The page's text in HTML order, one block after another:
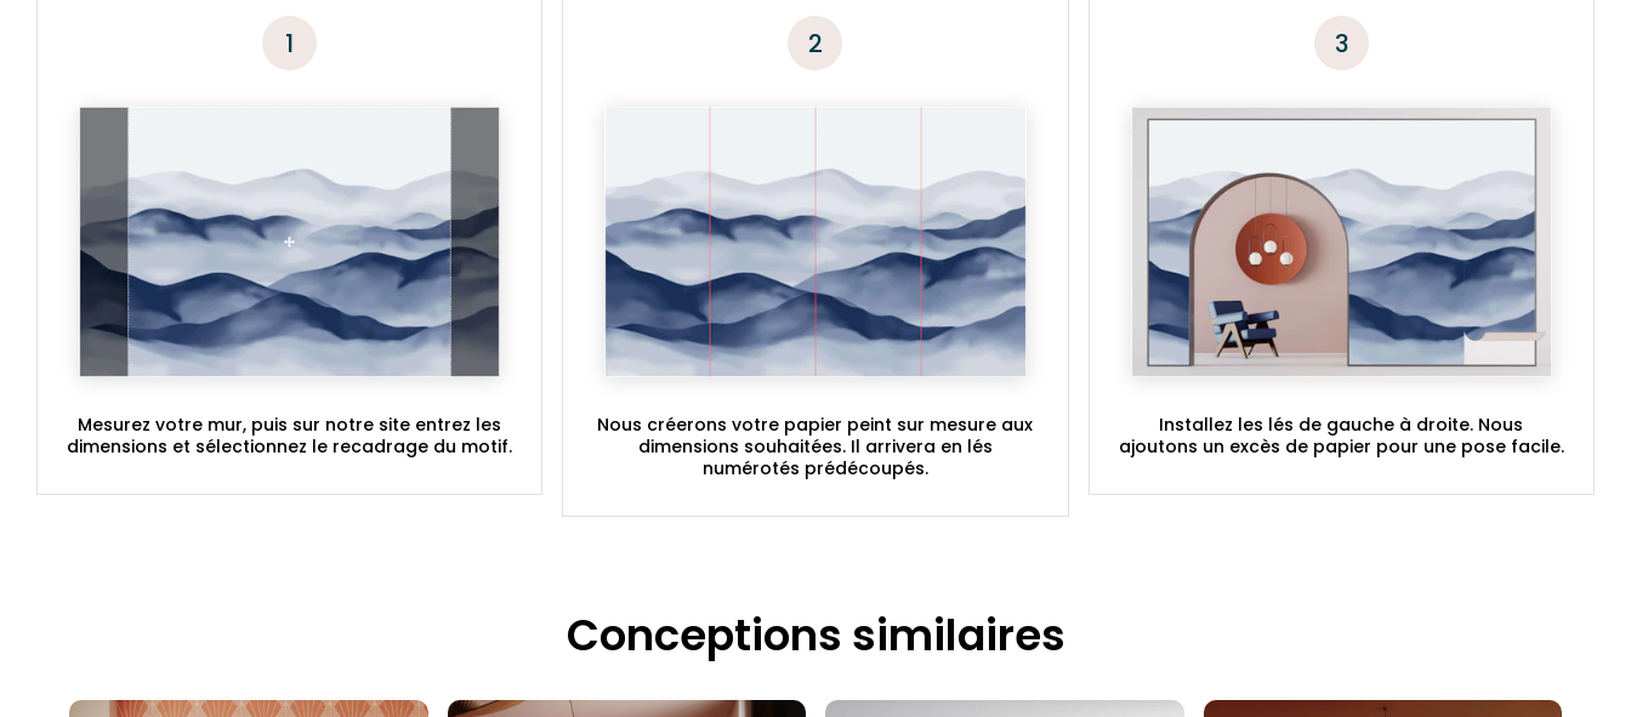
1
Mesurez votre mur, puis sur notre site entrez les
dimensions et sélectionnez le recadrage du motif.
2
Nous créerons votre papier peint sur mesure aux
dimensions souhaitées. Il arrivera en lés
numérotés prédécoupés.
3
Installez les lés de gauche à droite. Nous
ajoutons un excès de papier pour une pose facile.
Conceptions similaires